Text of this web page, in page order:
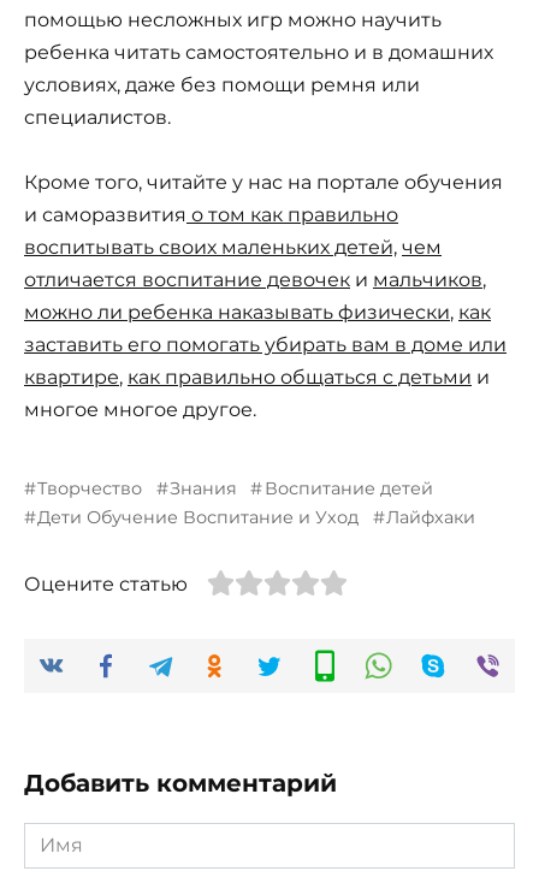
помощью несложных игр можно научить
ребенка читать самостоятельно и в домашних
условиях, даже без помощи ремня или
специалистов.
Кроме того, читайте у нас на портале обучения
и саморазвития о том как правильно
воспитывать своих маленьких детей, чем
отличается воспитание девочек и мальчиков,
можно ли ребенка наказывать физически, как
заставить его помогать убирать вам в доме или
квартире, как правильно общаться с детьми и
многое многое другое.
Творчество Знания
Воспитание детей
Дети Обучение Воспитание и Уход
Лайфхаки
Оцените статью
Добавить комментарий
Имя
*